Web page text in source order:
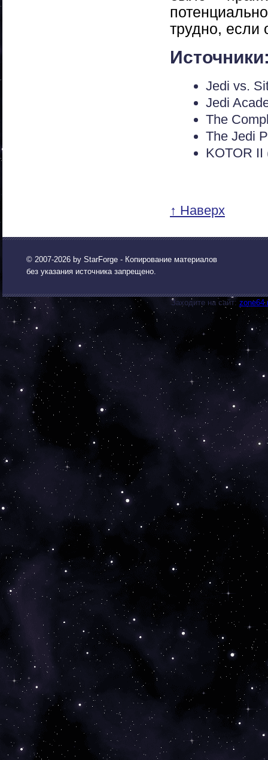
трудно, если
Jedi vs.
Jedi
The
The Jedi
KOTOR II
↑ Наверх
© 2007-2026 by StarForge - Копирование материалов
без указания источника запрещено.
Заходите на сайт: